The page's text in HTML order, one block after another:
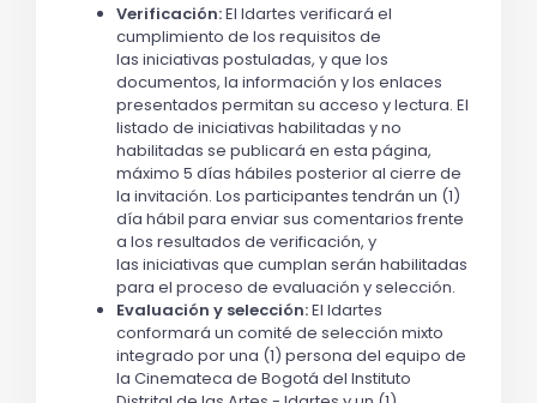
Verificación:El Idartes verificará el
cumplimiento de los requisitos de
las iniciativas postuladas, y que los
documentos, la información y los enlaces
presentados permitan su acceso y lectura. El
listado de iniciativas habilitadas y no
habilitadas se publicará en esta página,
máximo 5 días hábiles posterior al cierre de
la invitación. Los participantes tendrán un (1)
día hábil para enviar sus comentarios frente
a los resultados de verificación, y
las iniciativas que cumplan serán habilitadas
para el proceso de evaluación y selección.
Evaluación y selección:El Idartes
conformará un comité de selección mixto
integrado por una (1) persona del equipo de
la Cinemateca de Bogotá del Instituto